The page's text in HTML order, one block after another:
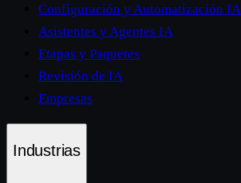
Configuración y Automatización IA
Asistentes y Agentes IA
Etapas y Paquetes
Revisión de IA
Empresas
Industrias